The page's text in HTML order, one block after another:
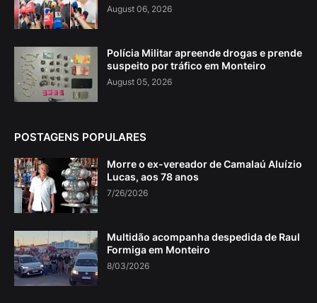
August 06, 2026
Polícia Militar apreende drogas e prende
suspeito por tráfico em Monteiro
August 05, 2026
POSTAGENS POPULARES
Morre o ex-vereador de Camalaú Aluízio
Lucas, aos 78 anos
7/26/2026
Multidão acompanha despedida de Raul
Formiga em Monteiro
8/03/2026